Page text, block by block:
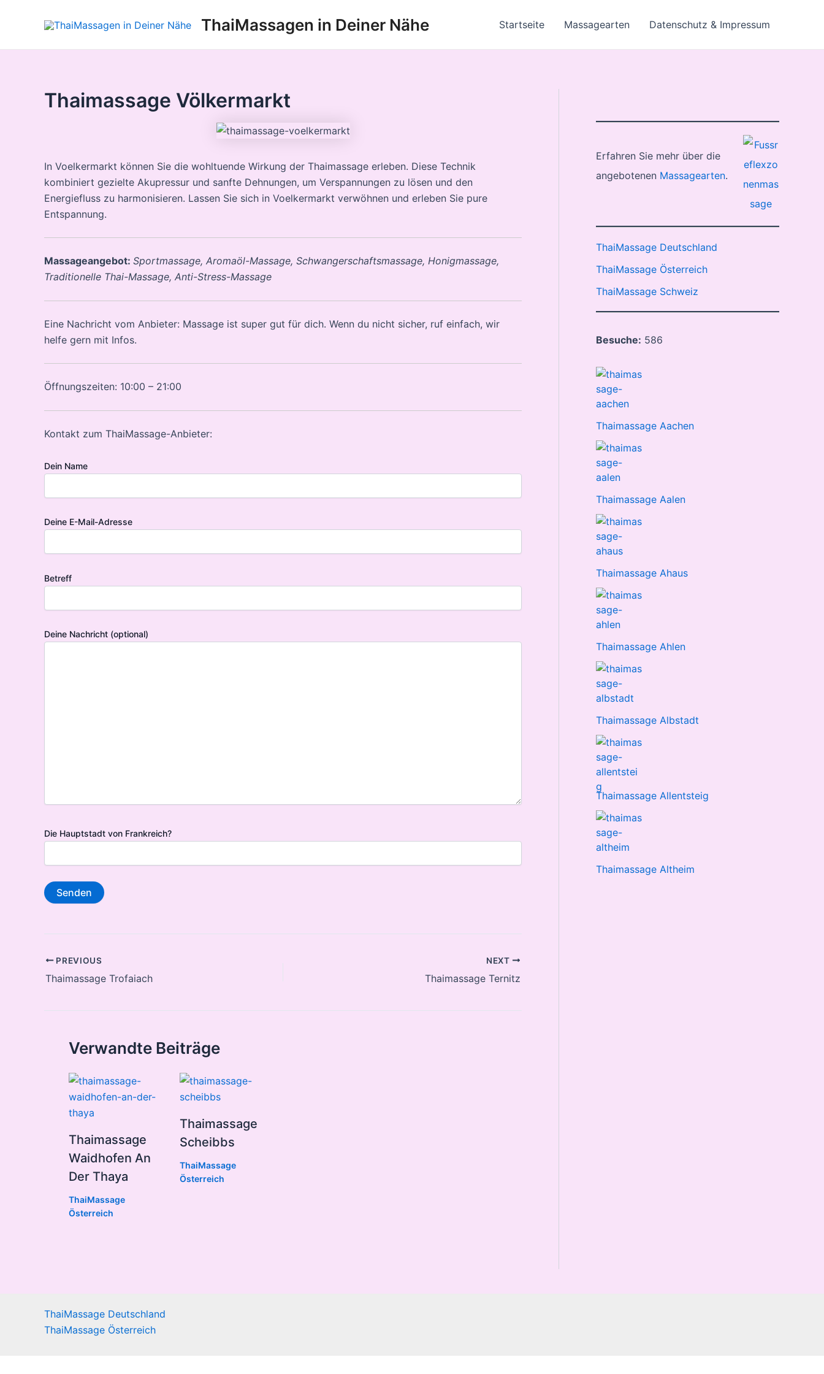
ThaiMassagen in Deiner Nähe Startseite Massagearten Datenschutz & Impressum
Thaimassage Völkermarkt
In Voelkermarkt können Sie die wohltuende Wirkung der Thaimassage erleben. Diese Technik
kombiniert gezielte Akupressur und sanfte Dehnungen, um Verspannungen zu lösen und den
Energiefluss zu harmonisieren. Lassen Sie sich in Voelkermarkt verwöhnen und erleben Sie pure
Entspannung.
Massageangebot: Sportmassage, Aromaöl-Massage, Schwangerschaftsmassage, Honigmassage,
Traditionelle Thai-Massage, Anti-Stress-Massage
Eine Nachricht vom Anbieter: Massage ist super gut für dich. Wenn du nicht sicher, ruf einfach, wir
helfe gern mit Infos.
Öffnungszeiten: 10:00 – 21:00
Kontakt zum ThaiMassage-Anbieter:
Dein Name
Deine E-Mail-Adresse
Betreff
Deine Nachricht (optional)
Die Hauptstadt von Frankreich?
Post
navigation
PREVIOUS
Thaimassage Trofaiach
NEXT
Thaimassage Ternitz
Verwandte Beiträge
Thaimassage
Waidhofen An
Der Thaya
ThaiMassage
Österreich
Thaimassage
Scheibbs
ThaiMassage
Österreich
Erfahren Sie mehr über die
angebotenen Massagearten.
ThaiMassage Deutschland
ThaiMassage Österreich
ThaiMassage Schweiz
Besuche: 586
Thaimassage Aachen
Thaimassage Aalen
Thaimassage Ahaus
Thaimassage Ahlen
Thaimassage Albstadt
Thaimassage Allentsteig
Thaimassage Altheim
ThaiMassage Deutschland
ThaiMassage Österreich